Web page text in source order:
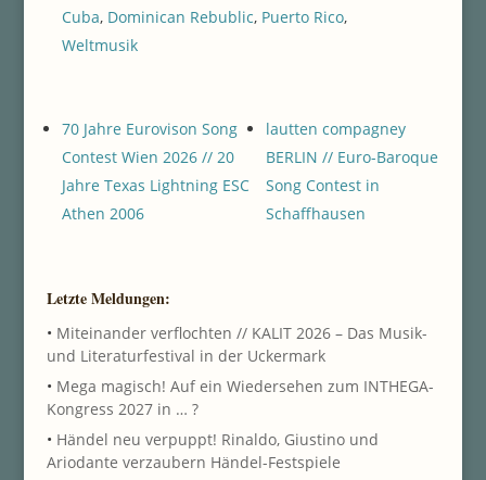
Cuba, Dominican Rebublic, Puerto Rico,
Weltmusik
70 Jahre Eurovison Song
Contest Wien 2026 // 20
Jahre Texas Lightning ESC
Athen 2006
lautten compagney
BERLIN // Euro-Baroque
Song Contest in
Schaffhausen
Letzte Meldungen:
• Miteinander verflochten // KALIT 2026 – Das Musik-
und Literaturfestival in der Uckermark
• Mega magisch! Auf ein Wiedersehen zum INTHEGA-
Kongress 2027 in … ?
• Händel neu verpuppt! Rinaldo, Giustino und
Ariodante verzaubern Händel-Festspiele